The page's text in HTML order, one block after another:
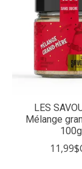
LES
Mélange
100g